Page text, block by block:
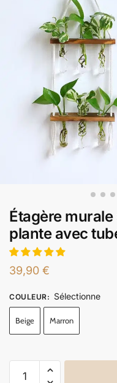
Étagère
plante avec
39,90 €
COULEUR: Sélectionne
Beige Marron